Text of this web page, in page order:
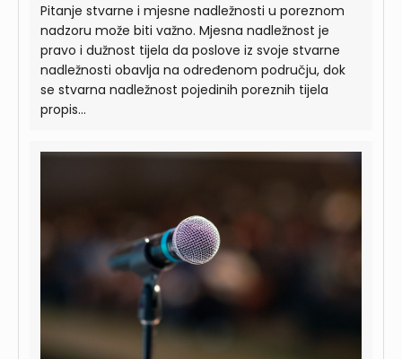
Pitanje stvarne i mjesne nadležnosti u poreznom
nadzoru može biti važno. Mjesna nadležnost je
pravo i dužnost tijela da poslove iz svoje stvarne
nadležnosti obavlja na određenom području, dok
se stvarna nadležnost pojedinih poreznih tijela
propis...